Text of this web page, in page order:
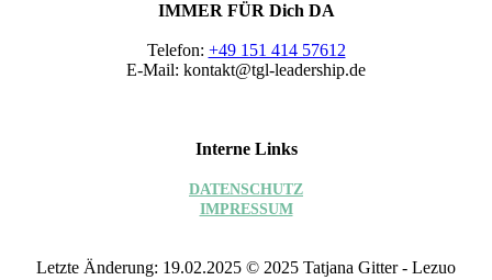
IMMER FÜR Dich DA
Telefon: +49 151 414 57612
E-Mail: kontakt@tgl-leadership.de
Interne Links
DATEN­SCHUTZ
IMPRESSUM
Letzte Änderung: 19.02.2025 © 2025 Tatjana Gitter - Lezuo